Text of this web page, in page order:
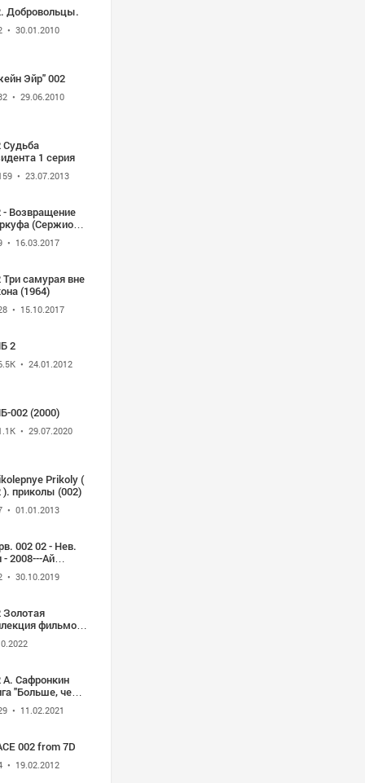
Добровольцы.
• 30.01.2010
Эйр" 002
• 29.06.2010
Судьба
1 серия
• 23.07.2013
- Возвращение
(Сержио
Рой
1966
• 16.03.2017
Три самурая вне
(1964)
• 15.10.2017
2
• 24.01.2012
002 (2000)
• 29.07.2020
Prikoly (
). приколы (002)
• 01.01.2013
002 02 - Нев.
- 2008---Ай
ай-
i-
• 30.10.2019
Золотая
фильмов
А. Сафронкин
"Больше, чем
Глава 002
1
• 11.02.2021
SPACE 002 from 7D
• 19.02.2012